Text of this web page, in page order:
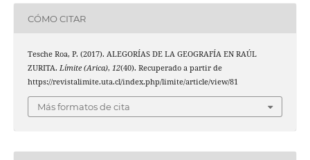
CÓMO CITAR
Tesche Roa, P. (2017). ALEGORÍAS DE LA GEOGRAFÍA EN RAÚL
ZURITA. Límite (Arica), 12(40). Recuperado a partir de
https://revistalimite.uta.cl/index.php/limite/article/view/81
Más formatos de cita